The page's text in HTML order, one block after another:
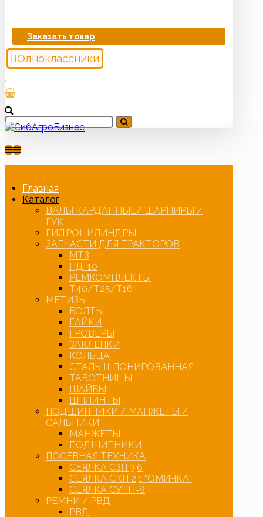
Заказать товар
Одноклассники
Главная
Каталог
ВАЛЫ КАРДАННЫЕ/ ШАРНИРЫ /
ГУК
ГИДРОЦИЛИНДРЫ
ЗАПЧАСТИ ДЛЯ ТРАКТОРОВ
МТЗ
ПД-10
РЕМКОМПЛЕКТЫ
Т40/Т25/Т16
МЕТИЗЫ
БОЛТЫ
ГАЙКИ
ГРОВЕРЫ
ЗАКЛЕПКИ
КОЛЬЦА
СТАЛЬ ШПОНИРОВАННАЯ
ТАВОТНИЦЫ
ШАЙБЫ
ШПЛИНТЫ
ПОДШИПНИКИ / МАНЖЕТЫ /
САЛЬНИКИ
МАНЖЕТЫ
ПОДШИПНИКИ
ПОСЕВНАЯ ТЕХНИКА
СЕЯЛКА СЗП 3,6
СЕЯЛКА СКП 2,1 “ОМИЧКА”
СЕЯЛКА СУПН-8
РЕМНИ / РВД
РВД